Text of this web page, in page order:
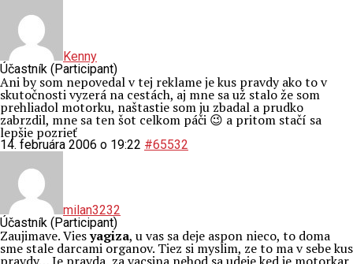
Kenny
Účastník (Participant)
Ani by som nepovedal v tej reklame je kus pravdy ako to v
skutočnosti vyzerá na cestách, aj mne sa už stalo že som
prehliadol motorku, naštastie som ju zbadal a prudko
zabrzdil, mne sa ten šot celkom páči 😉 a pritom stačí sa
lepšie pozrieť
14. februára 2006 o 19:22 #65532
milan3232
Účastník (Participant)
Zaujimave. Viesyagiza, u vas sa deje aspon nieco, to doma
sme stale darcami organov. Tiez si myslim, ze to ma v sebe kus